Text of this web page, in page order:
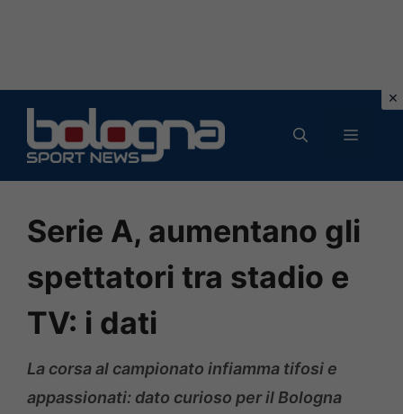
contenuto
MENU
Serie A, aumentano gli
spettatori tra stadio e
TV: i dati
La corsa al campionato infiamma tifosi e
appassionati: dato curioso per il Bologna